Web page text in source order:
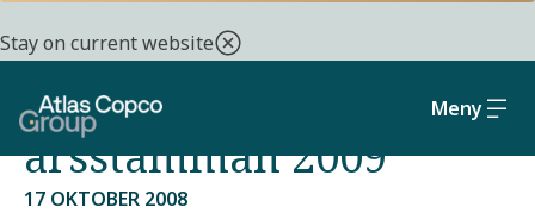
Stay on current website
Meny
Atlas Copco AB:s
valberedning inför
årsstämman 2009
17 OKTOBER 2008